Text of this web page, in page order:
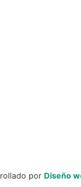
por Diseño